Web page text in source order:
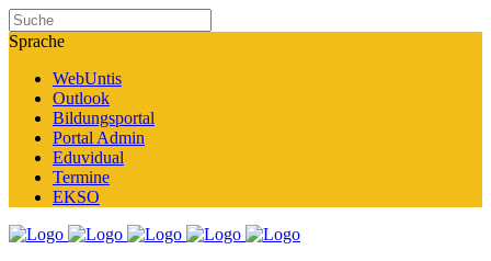
Sprache
WebUntis
Outlook
Bildungsportal
Portal Admin
Eduvidual
Termine
EKSO